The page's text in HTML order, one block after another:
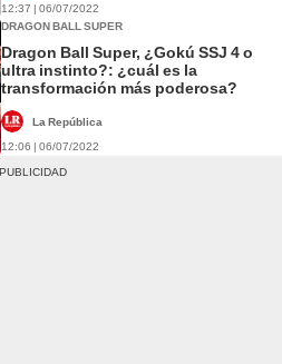
12:37 | 06/07/2022
DRAGON BALL SUPER
Dragon Ball Super, ¿Gokú SSJ 4 o
ultra instinto?: ¿cuál es la
transformación más poderosa?
La República
12:06 | 06/07/2022